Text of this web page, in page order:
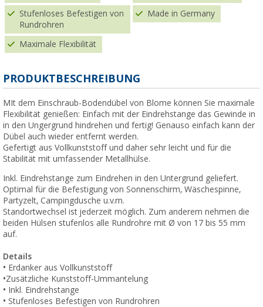
Stufenloses Befestigen von
Rundrohren
Made in Germany
Maximale Flexibilität
PRODUKTBESCHREIBUNG
MIt dem Einschraub-Bodendübel von Blome können Sie maximale
Flexibilität genießen: Einfach mit der Eindrehstange das Gewinde in
in den Ungergrund hindrehen und fertig! Genauso einfach kann der
Dübel auch wieder entfernt werden.
Gefertigt aus Vollkunststoff und daher sehr leicht und für die
Stabilität mit umfassender Metallhülse.
Inkl. Eindrehstange zum Eindrehen in den Untergrund geliefert.
Optimal für die Befestigung von Sonnenschirm, Wäschespinne,
Partyzelt, Campingdusche u.v.m.
Standortwechsel ist jederzeit möglich. Zum anderem nehmen die
beiden Hülsen stufenlos alle Rundrohre mit Ø von 17 bis 55 mm
auf.
Details
• Erdanker aus Vollkunststoff
•Zusätzliche Kunststoff-Ummantelung
• Inkl. Eindrehstange
• Stufenloses Befestigen von Rundrohren